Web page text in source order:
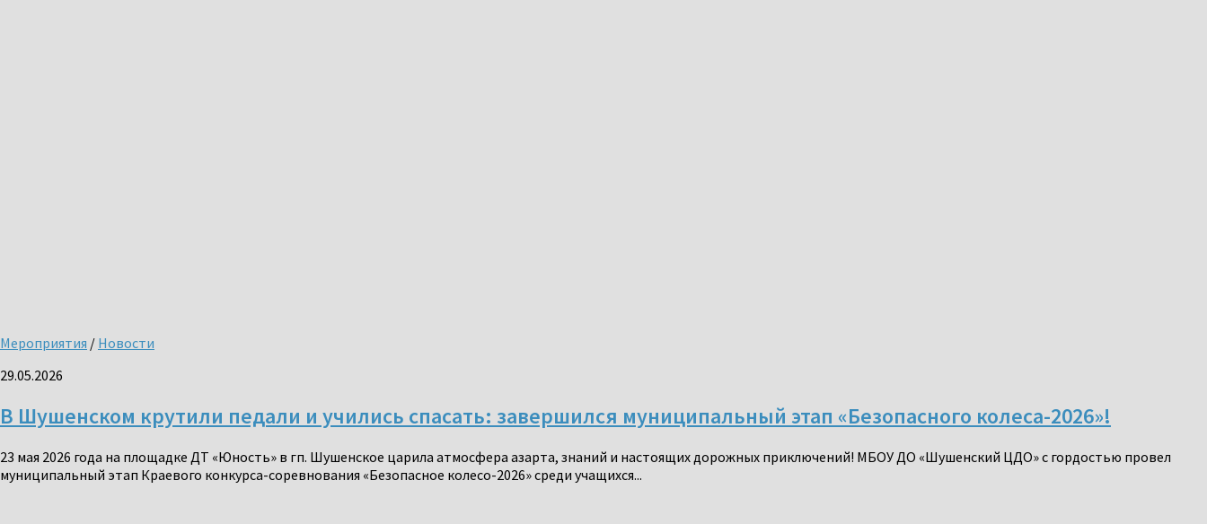
Мероприятия / Новости
29.05.2026
В Шушенском крутили педали и учились спасать: завершился муниципальный этап «Безопасного колеса-2026»!
23 мая 2026 года на площадке ДТ «Юность» в гп. Шушенское царила атмосфера азарта, знаний и настоящих дорожных приключений! МБОУ ДО «Шушенский ЦДО» с гордостью провел
муниципальный этап Краевого конкурса-соревнования «Безопасное колесо-2026» среди учащихся...